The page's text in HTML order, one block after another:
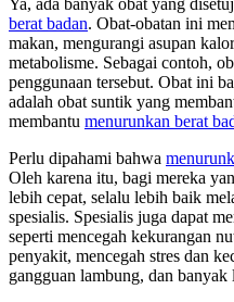
berat badan. Obat-obatan ini
makan, mengurangi asupan
metabolisme. Sebagai contoh,
penggunaan tersebut. Obat ini
adalah obat suntik yang
membantu menurunkan berat
Perlu dipahami bahwa
Oleh karena itu, bagi mereka
lebih cepat, selalu lebih baik
spesialis. Spesialis juga dapat
seperti mencegah kekurangan
penyakit, mencegah stres dan
gangguan lambung, dan banyak